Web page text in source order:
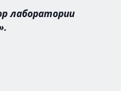
лаборатории